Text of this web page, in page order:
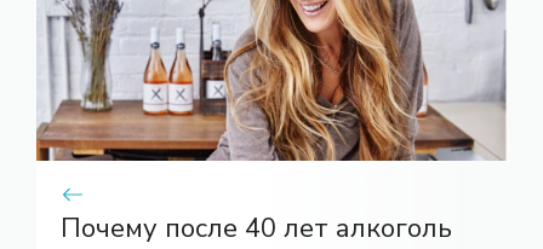
Почему после 40 лет алкоголь